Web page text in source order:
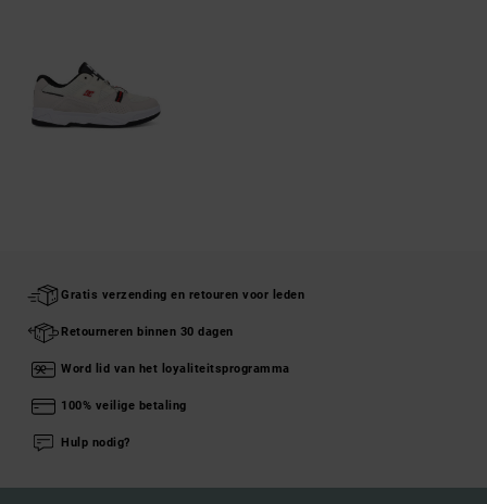
Gratis verzending en retouren voor leden
Retourneren binnen 30 dagen
Word lid van het loyaliteitsprogramma
100% veilige betaling
Hulp nodig?